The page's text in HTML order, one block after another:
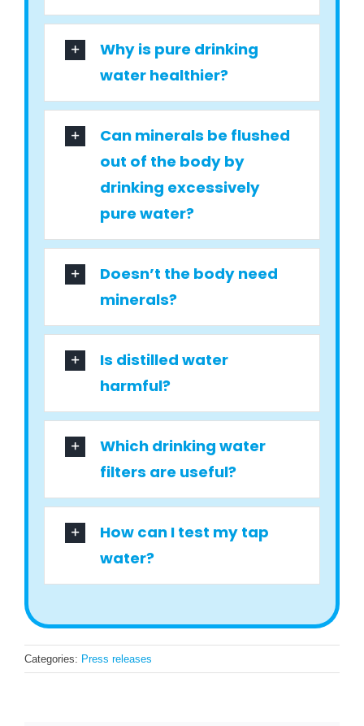
Why is pure drinking
water healthier?
Can minerals be flushed
out of the body by
drinking excessively
pure water?
Doesn’t the body need
minerals?
Is distilled water
harmful?
Which drinking water
filters are useful?
How can I test my tap
water?
Categories: Press releases